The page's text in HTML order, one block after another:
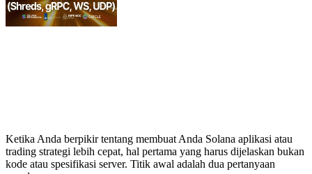
Ketika Anda berpikir tentang membuat Anda Solana aplikasi atau
trading strategi lebih cepat, hal pertama yang harus dijelaskan bukan
kode atau spesifikasi server. Titik awal adalah dua pertanyaan